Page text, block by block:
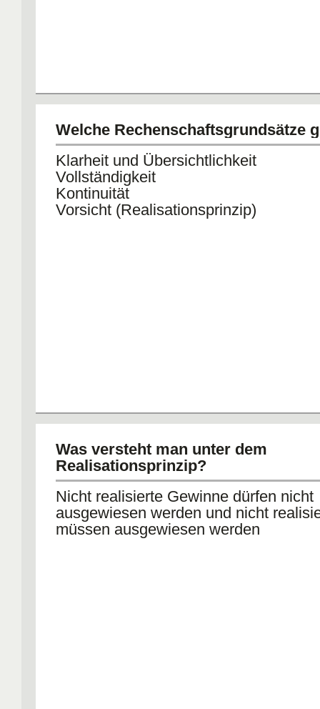
Welche Rechenschaftsgrundsätze
Klarheit und Übersichtlichkeit
Vollständigkeit
Kontinuität
Vorsicht (Realisationsprinzip)
Was versteht man unter dem
Realisationsprinzip?
Nicht realisierte Gewinne dürfen nicht
ausgewiesen werden und nicht
müssen ausgewiesen werden